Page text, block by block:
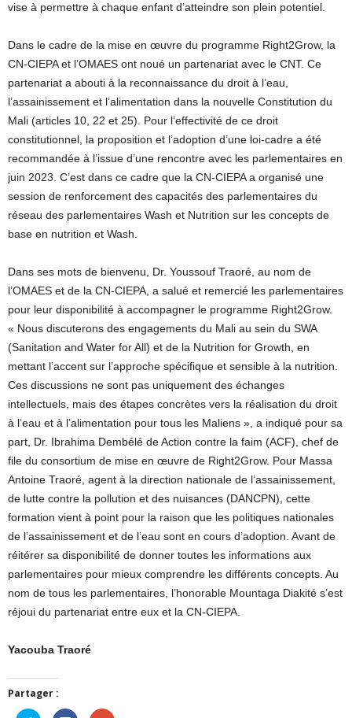
vise à permettre à chaque enfant d’atteindre son plein potentiel.
Dans le cadre de la mise en œuvre du programme Right2Grow, la
CN-CIEPA et l’OMAES ont noué un partenariat avec le CNT. Ce
partenariat a abouti à la reconnaissance du droit à l’eau,
l’assainissement et l’alimentation dans la nouvelle Constitution du
Mali (articles 10, 22 et 25). Pour l’effectivité de ce droit
constitutionnel, la proposition et l’adoption d’une loi-cadre a été
recommandée à l’issue d’une rencontre avec les parlementaires en
juin 2023. C’est dans ce cadre que la CN-CIEPA a organisé une
session de renforcement des capacités des parlementaires du
réseau des parlementaires Wash et Nutrition sur les concepts de
base en nutrition et Wash.
Dans ses mots de bienvenu, Dr. Youssouf Traoré, au nom de
l’OMAES et de la CN-CIEPA, a salué et remercié les parlementaires
pour leur disponibilité à accompagner le programme Right2Grow.
« Nous discuterons des engagements du Mali au sein du SWA
(Sanitation and Water for All) et de la Nutrition for Growth, en
mettant l’accent sur l’approche spécifique et sensible à la nutrition.
Ces discussions ne sont pas uniquement des échanges
intellectuels, mais des étapes concrètes vers la réalisation du droit
à l’eau et à l’alimentation pour tous les Maliens », a indiqué pour sa
part, Dr. Ibrahima Dembélé de Action contre la faim (ACF), chef de
file du consortium de mise en œuvre de Right2Grow. Pour Massa
Antoine Traoré, agent à la direction nationale de l’assainissement,
de lutte contre la pollution et des nuisances (DANCPN), cette
formation vient à point pour la raison que les politiques nationales
de l’assainissement et de l’eau sont en cours d’adoption. Avant de
réitérer sa disponibilité de donner toutes les informations aux
parlementaires pour mieux comprendre les différents concepts. Au
nom de tous les parlementaires, l’honorable Mountaga Diakité s’est
réjoui du partenariat entre eux et la CN-CIEPA.
Yacouba Traoré
Partager :